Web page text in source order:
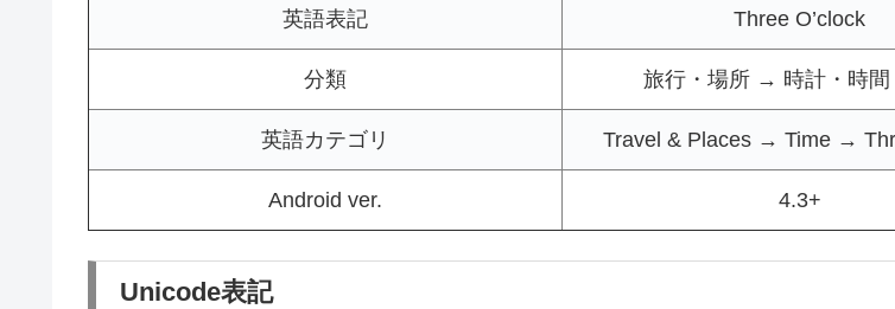
英語表記 Three O’clock
分類 旅行・場所 → 時計・時
英語カテゴリ Travel & Places → Time →
Android ver. 4.3+
Unicode表記